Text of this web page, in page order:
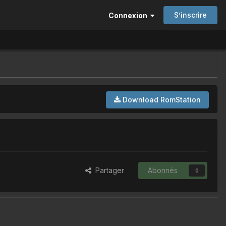
Connexion S’inscrire
Download RomStation
Partager Abonnés 0